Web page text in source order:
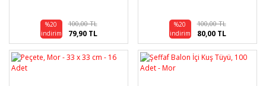
%20
indirim
100,00 TL
79,90 TL
%20
indirim
100,00 TL
80,00 TL